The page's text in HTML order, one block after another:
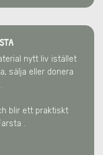
nytt liv istället
sälja eller donera
.
blir ett praktiskt
.